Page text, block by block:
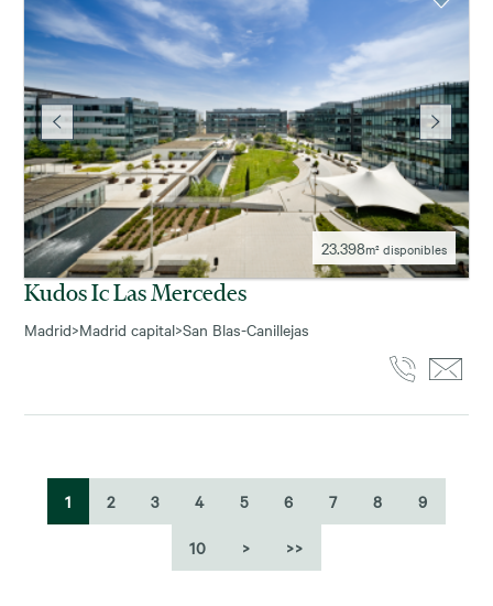
23.398m² disponibles
Kudos Ic Las Mercedes
Madrid>Madrid capital>San Blas-Canillejas
1 2 3 4 5 6 7 8 9
10 > >>